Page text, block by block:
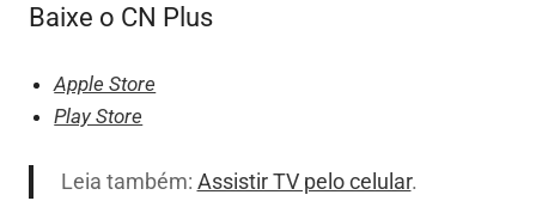
Baixe o CN Plus
Apple Store
Play Store
Leia também: Assistir TV pelo celular.